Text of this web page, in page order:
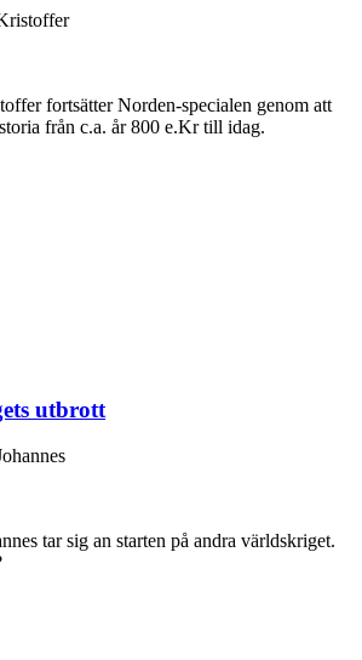
fortsätter Norden-specialen genom att
från c.a. år 800 e.Kr till idag.
utbrott
tar sig an starten på andra världskriget.